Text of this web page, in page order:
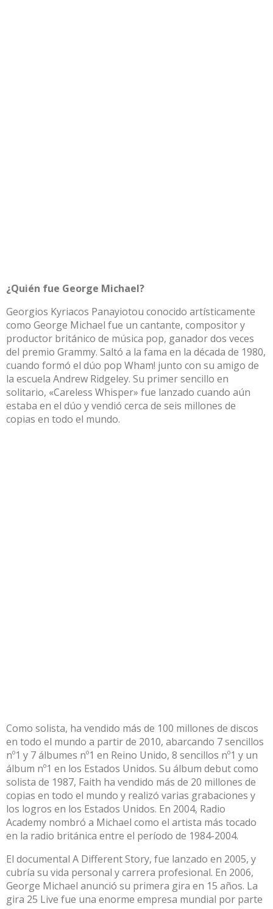
¿Quién fue George Michael?
Georgios Kyriacos Panayiotou conocido artísticamente
como George Michael fue un cantante, compositor y
productor británico de música pop, ganador dos veces
del premio Grammy. Saltó a la fama en la década de 1980,
cuando formó el dúo pop Wham! junto con su amigo de
la escuela Andrew Ridgeley. Su primer sencillo en
solitario, «Careless Whisper» fue lanzado cuando aún
estaba en el dúo y vendió cerca de seis millones de
copias en todo el mundo.
Como solista, ha vendido más de 100 millones de discos
en todo el mundo a partir de 2010, abarcando 7 sencillos
nº1 y 7 álbumes nº1 en Reino Unido, 8 sencillos nº1 y un
álbum nº1 en los Estados Unidos. Su álbum debut como
solista de 1987, Faith ha vendido más de 20 millones de
copias en todo el mundo y realizó varias grabaciones y
los logros en los Estados Unidos. En 2004, Radio
Academy nombró a Michael como el artista más tocado
en la radio británica entre el período de 1984-2004.
El documental A Different Story, fue lanzado en 2005, y
cubría su vida personal y carrera profesional. En 2006,
George Michael anunció su primera gira en 15 años. La
gira 25 Live fue una enorme empresa mundial por parte